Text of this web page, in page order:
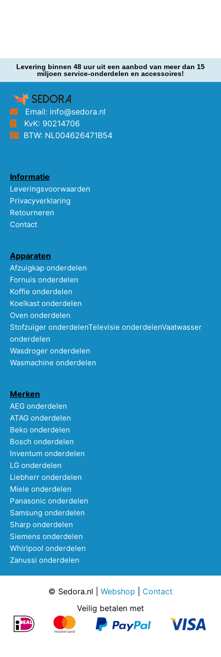
Levering binnen 48 uur uit een aanbod van meer dan 15
miljoen service-onderdelen en accessoires!
Email: info@sedora.nl
KvK: 90214706
BTW: NL004626471B54
Informatie
Leveringsvoorwaarden
Privacyverklaring
Retourneren
Contact
Apparaten
Afzuigkap onderdelen
Fornuis onderdelen
Koffie onderdelen
Koelkast onderdelen
Oven onderdelen
Stofzuiger onderdelenTelevisie onderdelenVaatwasser
onderdelen
Wasdroger onderdelen
Wasmachine onderdelen
Merken
AEG onderdelen
ATAG onderdelen
Beko onderdelen
Bosch onderdelen
Inventum onderdelen
LG onderdelen
Liebherr onderdelen
Miele onderdelen
Panasonic onderdelen
Samsung onderdelen
Sharp onderdelen
Siemens onderdelen
Whirlpool onderdelen
Zanussi onderdelen
© Sedora.nl | Webshop
Contact
Veilig betalen met